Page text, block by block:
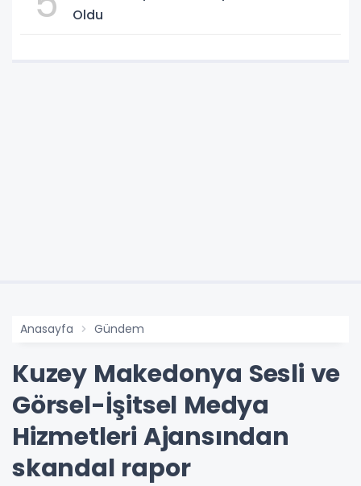
Oldu
Anasayfa Gündem
Kuzey Makedonya Sesli ve
Görsel-İşitsel Medya
Hizmetleri Ajansından
skandal rapor